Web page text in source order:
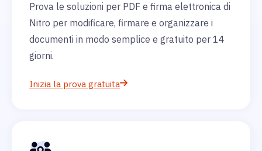
Prova le soluzioni per PDF e firma elettronica di
Nitro per modificare, firmare e organizzare i
documenti in modo semplice e gratuito per 14
giorni.
Inizia la prova gratuita